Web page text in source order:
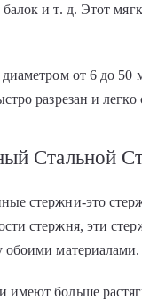
и т. д. Этот
от 6 до 50
разрезан и
Стальной
стержни-это
стержня, эти
обоими материалами.
имеют больше